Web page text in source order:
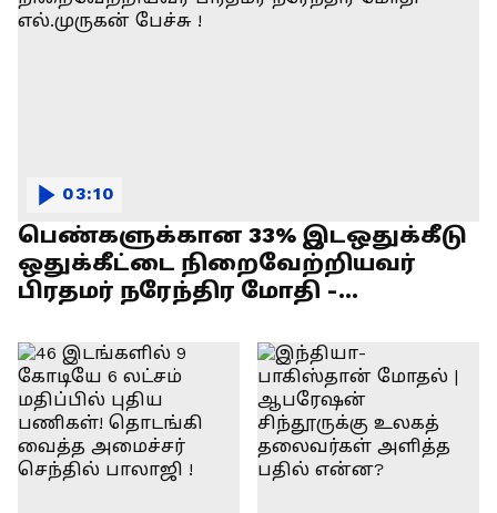
பெண்களுக்கான 33% இடஒதுக்கீடு
ஒதுக்கீட்டை நிறைவேற்றியவர்
பிரதமர் நரேந்திர மோதி -
03:10